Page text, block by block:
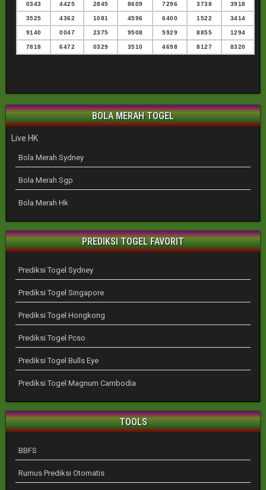
0343 4425 2845 8609 7296 3738 3918
3525 4362 1081 4596 6400 1522 3414
9140 0047 2375 9508 5929 8855 1294
7818 6472 0329 3510 4698 8127 8320
BOLA MERAH TOGEL
Live HK
Bola Merah Sydney
Bola Merah Sgp
Bola Merah Hk
PREDIKSI TOGEL FAVORIT
Prediksi Togel Sydney
Prediksi Togel Singapore
Prediksi Togel Hongkong
Prediksi Togel Pcso
Prediksi Togel Bulls Eye
Prediksi Togel Magnum Cambodia
TOOLS
BBFS
Rumus Prediksi Otomatis